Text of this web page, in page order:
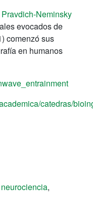
Neminsky
evocados de
comenzó sus
en humanos
catedras/
neurociencia,